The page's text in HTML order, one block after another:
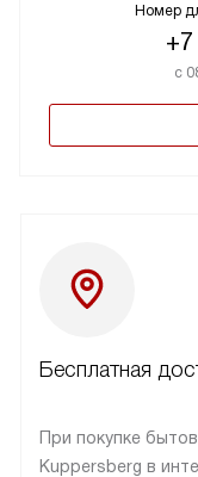
Номер
с
Бесплатная
При покупке
Kuppersberg в